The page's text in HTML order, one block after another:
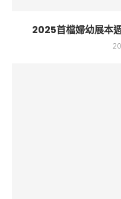
2025首檔婦幼展本